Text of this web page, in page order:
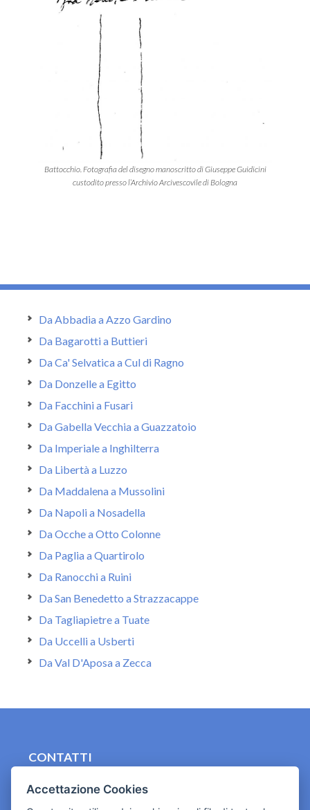
Battocchio. Fotografia del disegno manoscritto di Giuseppe Guidicini
custodito presso l’Archivio Arcivescovile di Bologna
Da Abbadia a Azzo Gardino
Da Bagarotti a Buttieri
Da Ca' Selvatica a Cul di Ragno
Da Donzelle a Egitto
Da Facchini a Fusari
Da Gabella Vecchia a Guazzatoio
Da Imperiale a Inghilterra
Da Libertà a Luzzo
Da Maddalena a Mussolini
Da Napoli a Nosadella
Da Ocche a Otto Colonne
Da Paglia a Quartirolo
Da Ranocchi a Ruini
Da San Benedetto a Strazzacappe
Da Tagliapietre a Tuate
Da Uccelli a Usberti
Da Val D'Aposa a Zecca
CONTATTI
Accettazione Cookies